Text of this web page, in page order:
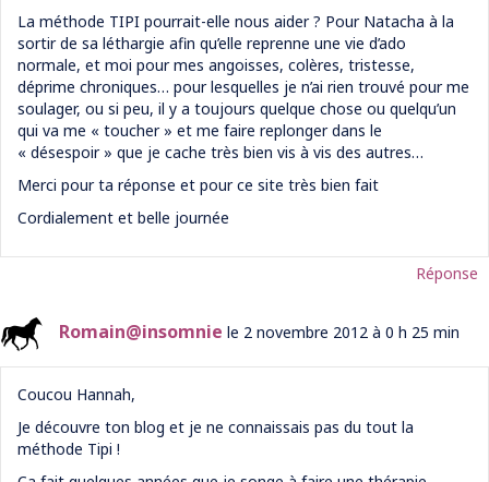
La méthode TIPI pourrait-elle nous aider ? Pour Natacha à la
sortir de sa léthargie afin qu’elle reprenne une vie d’ado
normale, et moi pour mes angoisses, colères, tristesse,
déprime chroniques… pour lesquelles je n’ai rien trouvé pour me
soulager, ou si peu, il y a toujours quelque chose ou quelqu’un
qui va me « toucher » et me faire replonger dans le
« désespoir » que je cache très bien vis à vis des autres…
Merci pour ta réponse et pour ce site très bien fait
Cordialement et belle journée
Réponse
Romain@insomnie le 2 novembre 2012 à 0 h 25 min
Coucou Hannah,
Je découvre ton blog et je ne connaissais pas du tout la
méthode Tipi !